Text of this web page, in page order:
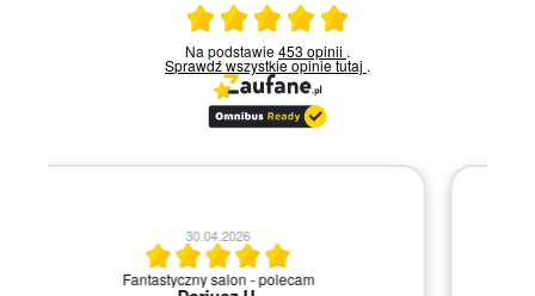
Ocena średnia 5 na 5
Na podstawie453 opinii .
Sprawdź wszystkie opinietutaj .
20.04.2026
Szybka i sprawna obsługa.